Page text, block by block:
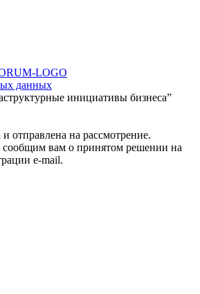
данных
инициативы бизнеса”
отправлена на рассмотрение.
вам о принятом решении на
e-mail.